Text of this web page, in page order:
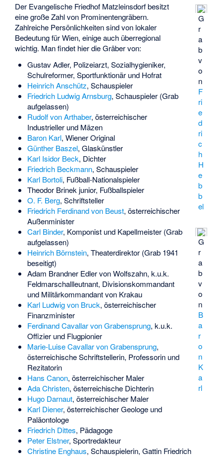
G
r
a
b
v
o
n
F
ri
e
d
ri
c
h
H
e
b
b
el
G
r
a
b
v
o
n
B
a
r
o
n
K
a
rl
Der Evangelische Friedhof Matzleinsdorf besitzt
eine große Zahl von Prominentengräbern.
Zahlreiche Persönlichkeiten sind von lokaler
Bedeutung für Wien, einige auch überregional
wichtig. Man findet hier die Gräber von:
Gustav Adler, Polizeiarzt, Sozialhygieniker,
Schulreformer, Sportfunktionär und Hofrat
Heinrich Anschütz, Schauspieler
Friedrich Ludwig Arnsburg, Schauspieler (Grab
aufgelassen)
Rudolf von Arthaber, österreichischer
Industrieller und Mäzen
Baron Karl, Wiener Original
Günther Baszel, Glaskünstler
Karl Isidor Beck, Dichter
Friedrich Beckmann, Schauspieler
Karl Bortoli, Fußball-Nationalspieler
Theodor Brinek junior, Fußballspieler
O. F. Berg, Schriftsteller
Friedrich Ferdinand von Beust, österreichischer
Außenminister
Carl Binder, Komponist und Kapellmeister (Grab
aufgelassen)
Heinrich Börnstein, Theaterdirektor (Grab 1941
beseitigt)
Adam Brandner Edler von Wolfszahn, k.u.k.
Feldmarschallleutnant, Divisionskommandant
und Militärkommandant von Krakau
Karl Ludwig von Bruck, österreichischer
Finanzminister
Ferdinand Cavallar von Grabensprung, k.u.k.
Offizier und Flugpionier
Marie-Luise Cavallar von Grabensprung,
österreichische Schriftstellerin, Professorin und
Rezitatorin
Hans Canon, österreichischer Maler
Ada Christen, österreichische Dichterin
Hugo Darnaut, österreichischer Maler
Karl Diener, österreichischer Geologe und
Paläontologe
Friedrich Dittes, Pädagoge
Peter Elstner, Sportredakteur
Christine Enghaus, Schauspielerin, Gattin Friedrich